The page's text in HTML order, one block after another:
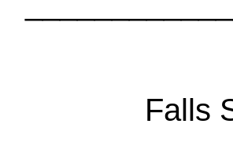
Falls